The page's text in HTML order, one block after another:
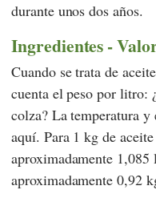
durante unos dos años.
Ingredientes -
Cuando se trata de
cuenta el peso por litro:
colza? La temperatura
aquí. Para 1 kg de
aproximadamente
aproximadamente 0,92